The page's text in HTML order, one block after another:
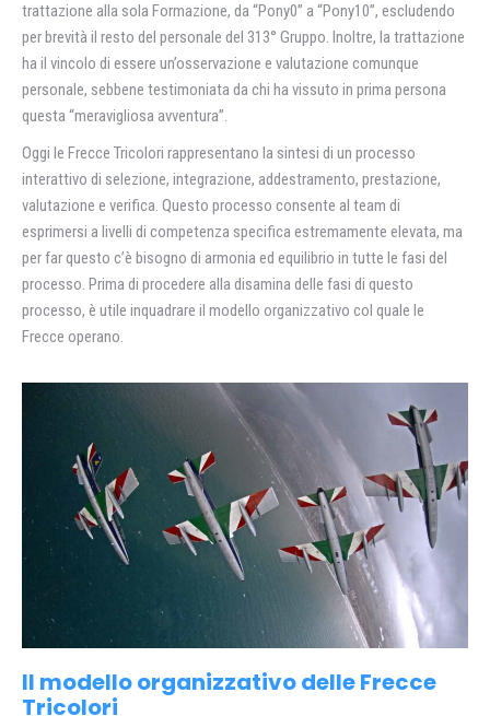
trattazione alla sola Formazione, da “Pony0” a “Pony10”, escludendo
per brevità il resto del personale del 313° Gruppo. Inoltre, la trattazione
ha il vincolo di essere un’osservazione e valutazione comunque
personale, sebbene testimoniata da chi ha vissuto in prima persona
questa “meravigliosa avventura”.
Oggi le Frecce Tricolori rappresentano la sintesi di un processo
interattivo di selezione, integrazione, addestramento, prestazione,
valutazione e verifica. Questo processo consente al team di
esprimersi a livelli di competenza specifica estremamente elevata, ma
per far questo c’è bisogno di armonia ed equilibrio in tutte le fasi del
processo. Prima di procedere alla disamina delle fasi di questo
processo, è utile inquadrare il modello organizzativo col quale le
Frecce operano.
Il modello organizzativo delle Frecce
Tricolori